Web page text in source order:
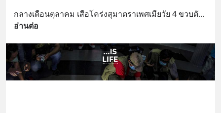
กลางเดือนตุลาคม เสือโคร่งสุมาตราเพศเมียวัย 4 ขวบตั
อ่านต่อ